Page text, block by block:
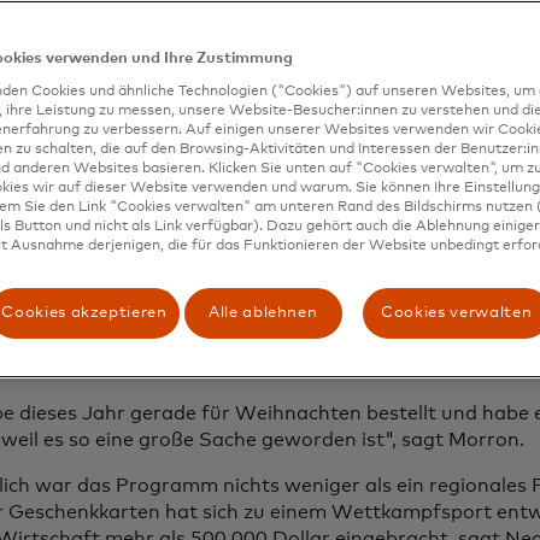
könnten vielen Einkaufsvierteln neues
des Ladens sind Attic Salt und die Innenstadt
gewachsen. Die Boutique wurde mehrfach erweitert,
eines benachbarten Raums. Und heutzutage ist
von Vincennes ein Tagesausflugsziel für Menschen
viel größeren Städten. Morron nimmt bescheiden ein
aber sie lobt auch Jamie Neal, den Vorsitzenden der
für die Wiederbelebung.
Grund meldete sich Morron für ein neues Programm
2022 ins Leben gerufen hat, die Shop Knox County-
zu gut anhörte, um wahr zu sein. Ziel des Programms
zu fördern, indem Käufer ermutigt werden, mit
dieses Jahr gerade für Weihnachten bestellt und habe
weil es so eine große Sache geworden ist", sagt Morron.
war das Programm nichts weniger als ein regionales
Geschenkkarten hat sich zu einem Wettkampfsport
verwenden und Ihre Zustimmung
Cookies und ähnliche Technologien ("Cookies") auf unseren Websites, um
ihre Leistung zu messen, unsere Website-Besucher:innen zu verstehen und die
zu verbessern. Auf einigen unserer Websites verwenden wir
zu schalten, die auf den Browsing-Aktivitäten und Interessen der
anderen Websites basieren. Klicken Sie unten auf "Cookies verwalten", um
wir auf dieser Website verwenden und warum. Sie können Ihre
Sie den Link "Cookies verwalten" am unteren Rand des Bildschirms nutzen
Button und nicht als Link verfügbar). Dazu gehört auch die Ablehnung
Ausnahme derjenigen, die für das Funktionieren der Website unbedingt
Cookies akzeptieren Alle ablehnen Cookies verwalten